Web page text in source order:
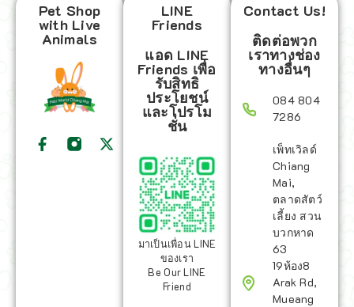
Pet Shop
with Live
Animals
LINE
Friends
แอด LINE
Friends เพื่อ
รับสิทธิ
ประโยชน์
และโปรโม
ชั่น
มาเป็นเพื่อน LINE
ของเรา
Be Our LINE
Friend
Contact Us!
ติดต่อพวก
เราทางช่อง
ทางอื่นๆ
084 804
7286
เพ็ทเวิลด์
Chiang
Mai,
ตลาดสัตว์
เลี้ยง สวน
บวกหาด
63
19ห้อง8
Arak Rd,
Mueang